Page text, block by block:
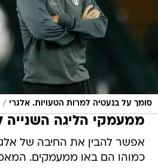
סומך על בנעטיה למרות הטעויות. אלגרי /
ממעמקי הליגה השנייה
אפשר להבין את החיבה של
כמוהו הם באו ממעמקים.